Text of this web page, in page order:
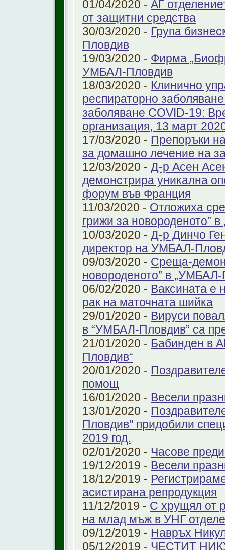
01/04/2020 - АГ
от защитни средства
30/03/2020 - Група
Пловдив
19/03/2020 - Фирма
УМБАЛ-Пловдив
18/03/2020 - Клинично
респираторно
заболяване COVID-19:
организация, 13 март
17/03/2020 - Препоръки
за домашно лечение на
12/03/2020 - Д-р Асен
демонстрира уникална
форум във Франция
11/03/2020 - Отложиха
грижи за новороденото”
10/03/2020 - Д-р Динчо
директор на УМБАЛ-
09/03/2020 - Среща-
новороденото” в „УМБАЛ-
06/02/2020 - Ваксината е
рак на маточната шийка
29/01/2020 - Вируси
в “УМБАЛ-Пловдив” са
21/01/2020 - Бабинден в
Пловдив“
20/01/2020 -
помощ
16/01/2020 - Весели
13/01/2020 -
Пловдив" придобили
2019 год.
02/01/2020 - Часове
19/12/2019 - Весели
18/12/2019 -
aсистирана репродукция
11/12/2019 - С хрущял от
на млад мъж в УНГ
09/12/2019 - Навръх
05/12/2019 - ЧЕСТИТ